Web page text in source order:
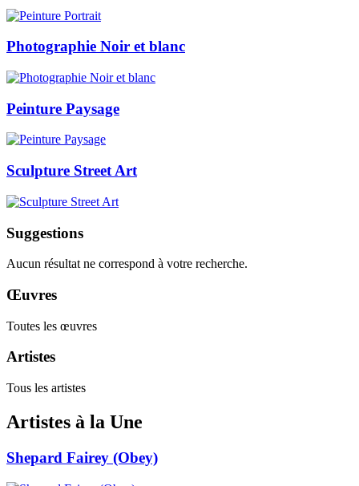
Photographie Noir et blanc
Peinture Paysage
Sculpture Street Art
Suggestions
Aucun résultat ne correspond à votre recherche.
Œuvres
Toutes les œuvres
Artistes
Tous les artistes
Artistes à la Une
Shepard Fairey (Obey)